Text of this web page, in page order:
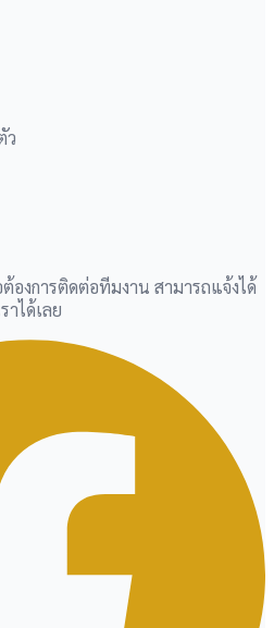
ว
งการติดต่อทีมงาน สามารถแจ้งได้
าได้เลย